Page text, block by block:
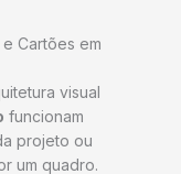
Cartões em
visual
funcionam
projeto ou
um quadro.